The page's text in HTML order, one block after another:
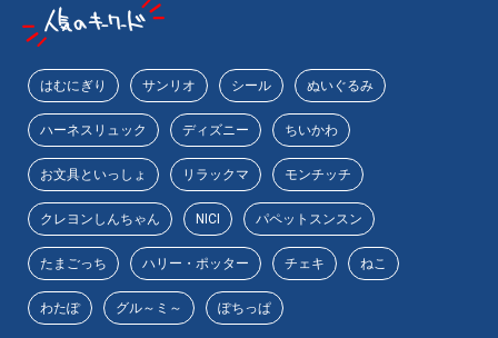
はむにぎり サンリオ シール ぬいぐるみ
ハーネスリュック ディズニー ちいかわ
お文具といっしょ リラックマ モンチッチ
クレヨンしんちゃん NICI パペットスンスン
たまごっち ハリー・ポッター チェキ ねこ
わたぽ グル～ミ～ ぽちっぱ